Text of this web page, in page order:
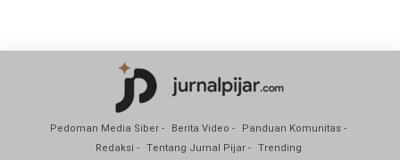
Pedoman Media Siber Berita Video
Panduan Komunitas
Redaksi
Tentang Jurnal Pijar Trending